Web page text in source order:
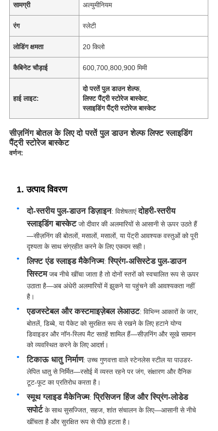
सामग्री अल्युमीनियम
रंग स्लेटी
लोडिंग क्षमता 20 किलो
कैबिनेट चौड़ाई 600,700,800,900 मिमी
हाई लाइट:
दो परतें पुल डाउन शेल्फ,
लिफ्ट पैंट्री स्टोरेज बास्केट,
स्लाइडिंग पैंट्री स्टोरेज बास्केट
सीज़निंग बोतल के लिए दो परतें पुल डाउन शेल्फ लिफ्ट स्लाइडिंग
पैंट्री स्टोरेज बास्केट
वर्णन:
1. उत्पाद विवरण
दो-स्तरीय पुल-डाउन डिज़ाइन: विशेषताएंदोहरी-स्तरीय
स्लाइडिंग बास्केटजो दीवार की अलमारियों से आसानी से ऊपर उठते हैं
—सीज़निंग की बोतलों, मसालों, मसालों, या पेंट्री आवश्यक वस्तुओं को पूरी
दृश्यता के साथ संग्रहीत करने के लिए एकदम सही।
लिफ्ट एंड स्लाइड मैकेनिज्म:स्प्रिंग-असिस्टेड पुल-डाउन
सिस्टमजब नीचे खींचा जाता है तो दोनों स्तरों को स्वचालित रूप से ऊपर
उठाता है—अब अंधेरी अलमारियों में झुकने या पहुंचने की आवश्यकता नहीं
है।
एडजस्टेबल और कस्टमाइज़ेबल लेआउट: विभिन्न आकारों के जार,
बोतलें, डिब्बे, या पैकेट को सुरक्षित रूप से रखने के लिए हटाने योग्य
डिवाइडर और नॉन-स्लिप मैट सतहें शामिल हैं—सीज़निंग और सूखे सामान
को व्यवस्थित करने के लिए आदर्श।
टिकाऊ धातु निर्माण: उच्च गुणवत्ता वाले स्टेनलेस स्टील या पाउडर-
लेपित धातु से निर्मित—रसोई में व्यस्त रहने पर जंग, संक्षारण और दैनिक
टूट-फूट का प्रतिरोध करता है।
स्मूथ ग्लाइड मैकेनिज्म:प्रिसिजन हिंज और स्प्रिंग-लोडेड
सपोर्टके साथ सुसज्जित, सहज, शांत संचालन के लिए—आसानी से नीचे
खींचता है और सुरक्षित रूप से पीछे हटता है।